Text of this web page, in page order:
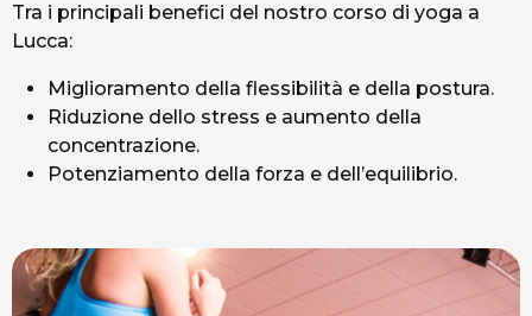
Tra i principali benefici del nostro corso di yoga a
Lucca:
Miglioramento della flessibilità e della postura.
Riduzione dello stress e aumento della
concentrazione.
Potenziamento della forza e dell’equilibrio.